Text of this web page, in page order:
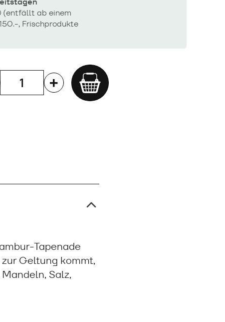
(entfällt ab einem
, Frischprodukte
Add
Tapenade
Geltung kommt,
Salz,